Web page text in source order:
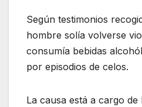
Según testimonios
hombre solía volverse
consumía bebidas
por episodios de celos.
La causa está a cargo